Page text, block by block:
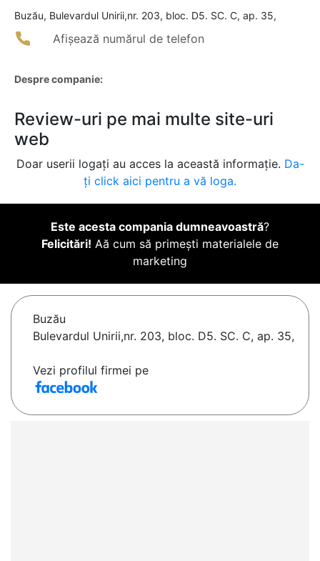
Buzău, Bulevardul Unirii,nr. 203, bloc. D5. SC. C, ap. 35,
Afișează numărul de telefon
Despre companie:
Review-uri pe mai multe site-uri
web
Doar userii logați au acces la această informație. Da-
ți click aici pentru a vă loga.
Este acesta compania dumneavoastră?
Felicitări! Aă cum să primești materialele de
marketing
Buzău
Bulevardul Unirii,nr. 203, bloc. D5. SC. C, ap. 35,
Vezi profilul firmei pe